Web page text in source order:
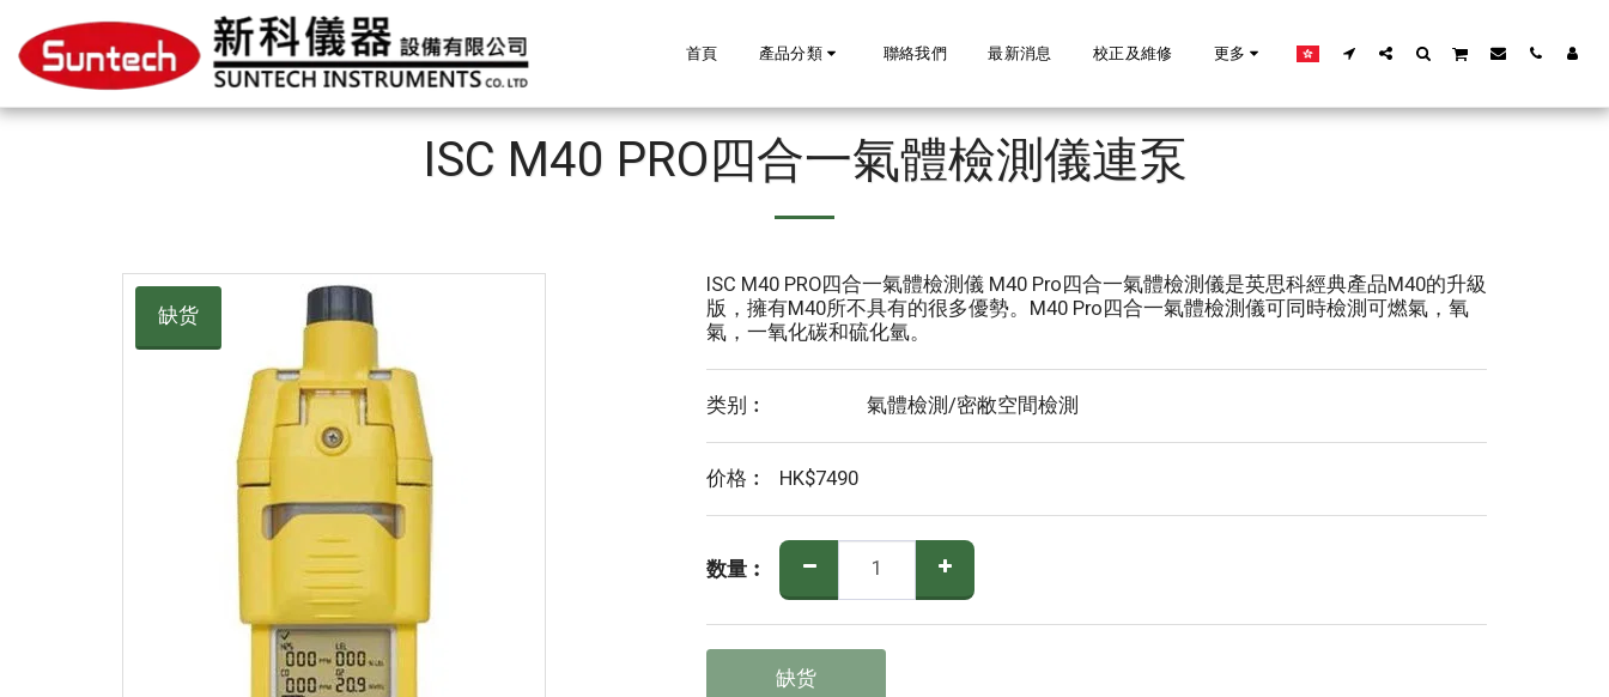
首頁 產品分類 聯絡我們 最新消息 校正及維修 更多
ISC M40 PRO四合一氣體檢測儀連泵
缺货
ISC M40 PRO四合一氣體檢測儀 M40 Pro四合一氣體檢測儀是英思科經典產品M40的升級
版，擁有M40所不具有的很多優勢。M40 Pro四合一氣體檢測儀可同時檢測可燃氣，氧
氣，一氧化碳和硫化氫。
类别︰ 氣體檢測/密敝空間檢測
价格︰ HK$7490
数量︰
缺货